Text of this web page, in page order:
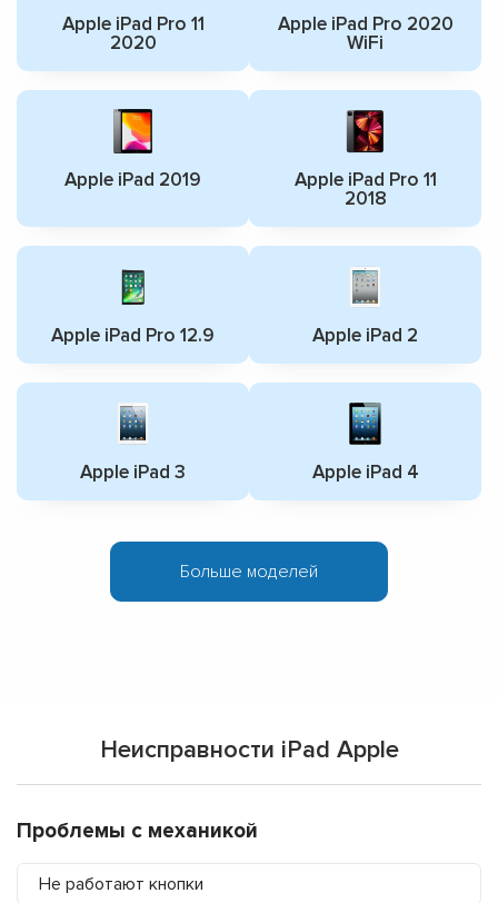
Apple iPad Pro 11
2020
Apple iPad Pro 2020
WiFi
Apple iPad 2019
Apple iPad Pro 11
2018
Apple iPad Pro 12.9 Apple iPad 2
Apple iPad 3 Apple iPad 4
Больше моделей
Неисправности iPad Apple
Проблемы с механикой
Не работают кнопки